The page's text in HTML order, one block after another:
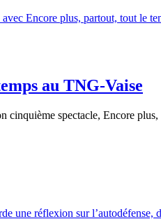
au TNG-Vaise
cinquième spectacle, Encore